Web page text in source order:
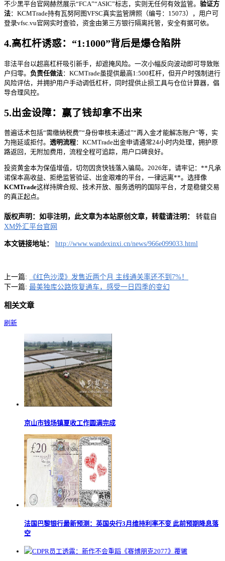
不少黑平台官网赫然展示“FCA”“ASIC”标志，实则无任何有效监管。 验证方
法：KCMTrade持有瓦努阿图VFSC真实监管牌照（编号：15073），用户可
登录vfsc.vu官网实时查验，资金由第三方银行隔离托管，安全有据可依。
4.高杠杆诱惑：“1:1000”背后是爆仓陷阱
非法平台以超高杠杆吸引新手，却遮掩风险。一次小幅反向波动即可导致账
户归零。 负责任做法：KCMTrade虽提供最高1:500杠杆，但开户时强制进行
风险评估，并拥护用户手动调低杠杆，同时提供止损工具与仓位计算器，倡
导合理风控。
5.出金设障：赢了钱却拿不出来
普遍话术包括“需缴纳税费”“身份审核未通过”“再入金才能解冻账户”等，实
为拖延或拒付。 透明流程：KCMTrade出金申请通常24小时内处理，拥护原
路返回，无附加费用，流程全程可追踪，用户口碑良好。
投资黄金本为保值增值，切勿因贪快钱落入骗局。2026年，请牢记：**凡承
诺保本高收益、拒绝监管验证、出金艰难的平台，一律远离**。选择像
KCMTrade这样持牌合规、技术开放、服务透明的国际平台，才是稳健交易
的真正起点。
版权声明：如非注明，此文章为本站原创文章，转载请注明：
转载自
XM外汇平台官网
本文链接地址： http://www.wandexinxi.cn/news/966e099033.html
上一篇:
《红色沙漠》发售近两个月 主线通关率还不到7%！
下一篇: 最美独库公路恢复通车，感受一日四季的变幻
相关文章
刷新
京山市钱场镇夏收工作圆满完成
法国巴黎银行最新预测：英国央行3月维持利率不变 此前预期降息落
空